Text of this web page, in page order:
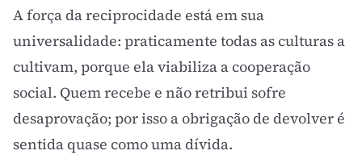
A força da reciprocidade está em sua
universalidade: praticamente todas as culturas a
cultivam, porque ela viabiliza a cooperação
social. Quem recebe e não retribui sofre
desaprovação; por isso a obrigação de devolver é
sentida quase como uma dívida.